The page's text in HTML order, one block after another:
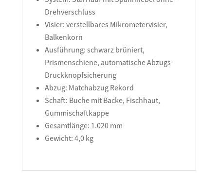
Drehverschluss
Visier: verstellbares Mikrometervisier,
Balkenkorn
Ausführung: schwarz brüniert,
Prismenschiene, automatische ­Abzugs-
Druck­knopfsicherung
Abzug: Matchabzug­ ­Rekord
Schaft: Buche mit Backe, Fischhaut,
Gummi­schaftkappe
Gesamtlänge: 1.020 mm
Gewicht: 4,0 kg